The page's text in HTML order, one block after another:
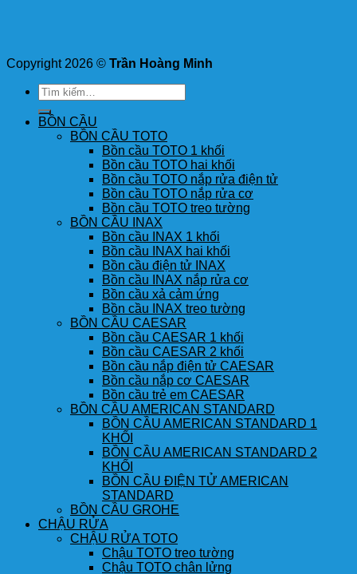
Copyright 2026 © Trần Hoàng Minh
Tìm
kiếm:
BỒN CẦU
BỒN CẦU TOTO
Bồn cầu TOTO 1 khối
Bồn cầu TOTO hai khối
Bồn cầu TOTO nắp rửa điện tử
Bồn cầu TOTO nắp rửa cơ
Bồn cầu TOTO treo tường
BỒN CẦU INAX
Bồn cầu INAX 1 khối
Bồn cầu INAX hai khối
Bồn cầu điện tử INAX
Bồn cầu INAX nắp rửa cơ
Bồn cầu xả cảm ứng
Bồn cầu INAX treo tường
BỒN CẦU CAESAR
Bồn cầu CAESAR 1 khối
Bồn cầu CAESAR 2 khối
Bồn cầu nắp điện tử CAESAR
Bồn cầu nắp cơ CAESAR
Bồn cầu trẻ em CAESAR
BỒN CẦU AMERICAN STANDARD
BỒN CẦU AMERICAN STANDARD 1
KHỐI
BỒN CẦU AMERICAN STANDARD 2
KHỐI
BỒN CẦU ĐIỆN TỬ AMERICAN
STANDARD
BỒN CẦU GROHE
CHẬU RỬA
CHẬU RỬA TOTO
Chậu TOTO treo tường
Chậu TOTO chân lửng